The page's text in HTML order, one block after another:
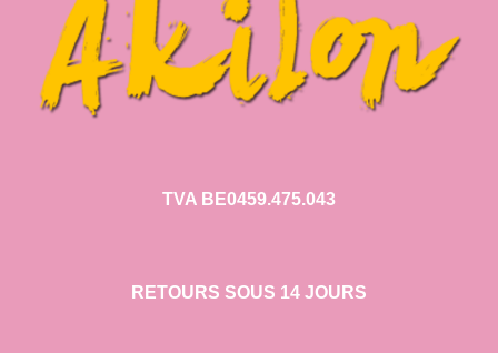
TVA BE0459.475.043
RETOURS SOUS 14 JOURS